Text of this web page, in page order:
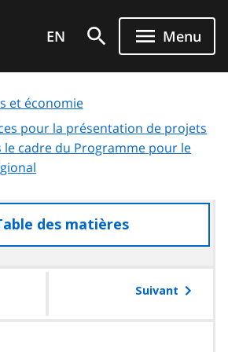
EN Menu
et économie
pour la présentation de projets
le cadre du Programme pour le
des matières
à
table
Suivant